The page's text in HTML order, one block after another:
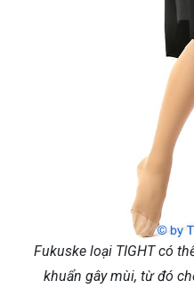
Fukuske loại TIGHT có
khuẩn gây mùi, từ đó